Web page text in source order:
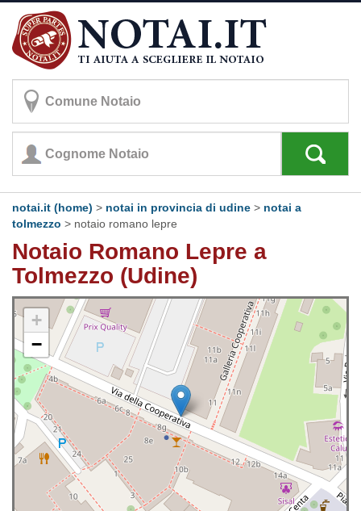
notai.it (home) > notai in provincia di udine > notai a
tolmezzo > notaio romano lepre
Notaio Romano Lepre a
Tolmezzo (Udine)
+
−